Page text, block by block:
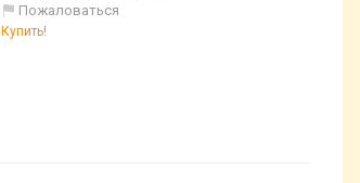
Пожаловаться
Купить!